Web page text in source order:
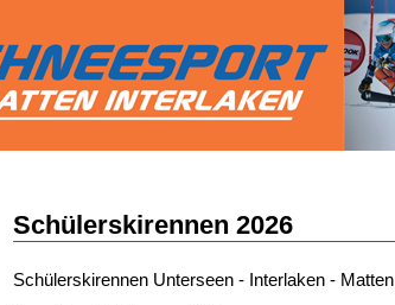
Schülerskirennen 2026
Schülerskirennen Unterseen - Interlaken - Matten